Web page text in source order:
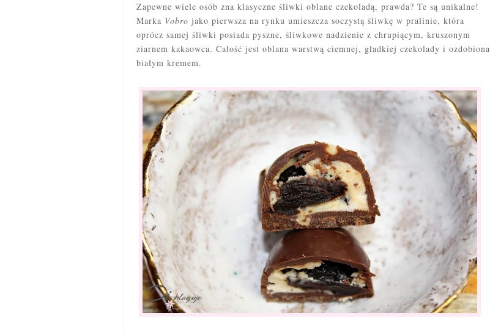
Zapewne wiele osób zna klasyczne śliwki oblane czekoladą, prawda? Te są unikalne!
Marka Vobro jako pierwsza na rynku umieszcza soczystą śliwkę w pralinie, która
oprócz samej śliwki posiada pyszne, śliwkowe nadzienie z chrupiącym, kruszonym
ziarnem kakaowca. Całość jest oblana warstwą ciemnej, gładkiej czekolady i ozdobiona
białym kremem.